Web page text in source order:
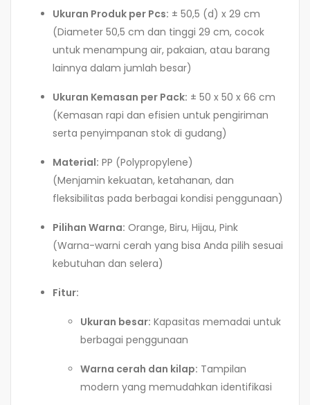
Ukuran Produk per Pcs: ± 50,5 (d) x 29 cm
(Diameter 50,5 cm dan tinggi 29 cm, cocok
untuk menampung air, pakaian, atau barang
lainnya dalam jumlah besar)
Ukuran Kemasan per Pack: ± 50 x 50 x 66 cm
(Kemasan rapi dan efisien untuk pengiriman
serta penyimpanan stok di gudang)
Material: PP (Polypropylene)
(Menjamin kekuatan, ketahanan, dan
fleksibilitas pada berbagai kondisi penggunaan)
Pilihan Warna: Orange, Biru, Hijau, Pink
(Warna-warni cerah yang bisa Anda pilih sesuai
kebutuhan dan selera)
Fitur:
Ukuran besar: Kapasitas memadai untuk
berbagai penggunaan
Warna cerah dan kilap: Tampilan
modern yang memudahkan identifikasi